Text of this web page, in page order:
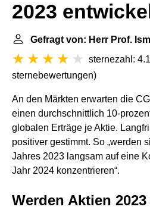
2023
Gefragt von: Herr Prof.
sternezahl:
sternebewertungen)
An den Märkten erwarten die
einen durchschnittlich 10-
globalen Erträge je Aktie.
positiver gestimmt. So „werden
Jahres 2023 langsam auf eine
Jahr 2024 konzentrieren“.
Werden Aktien